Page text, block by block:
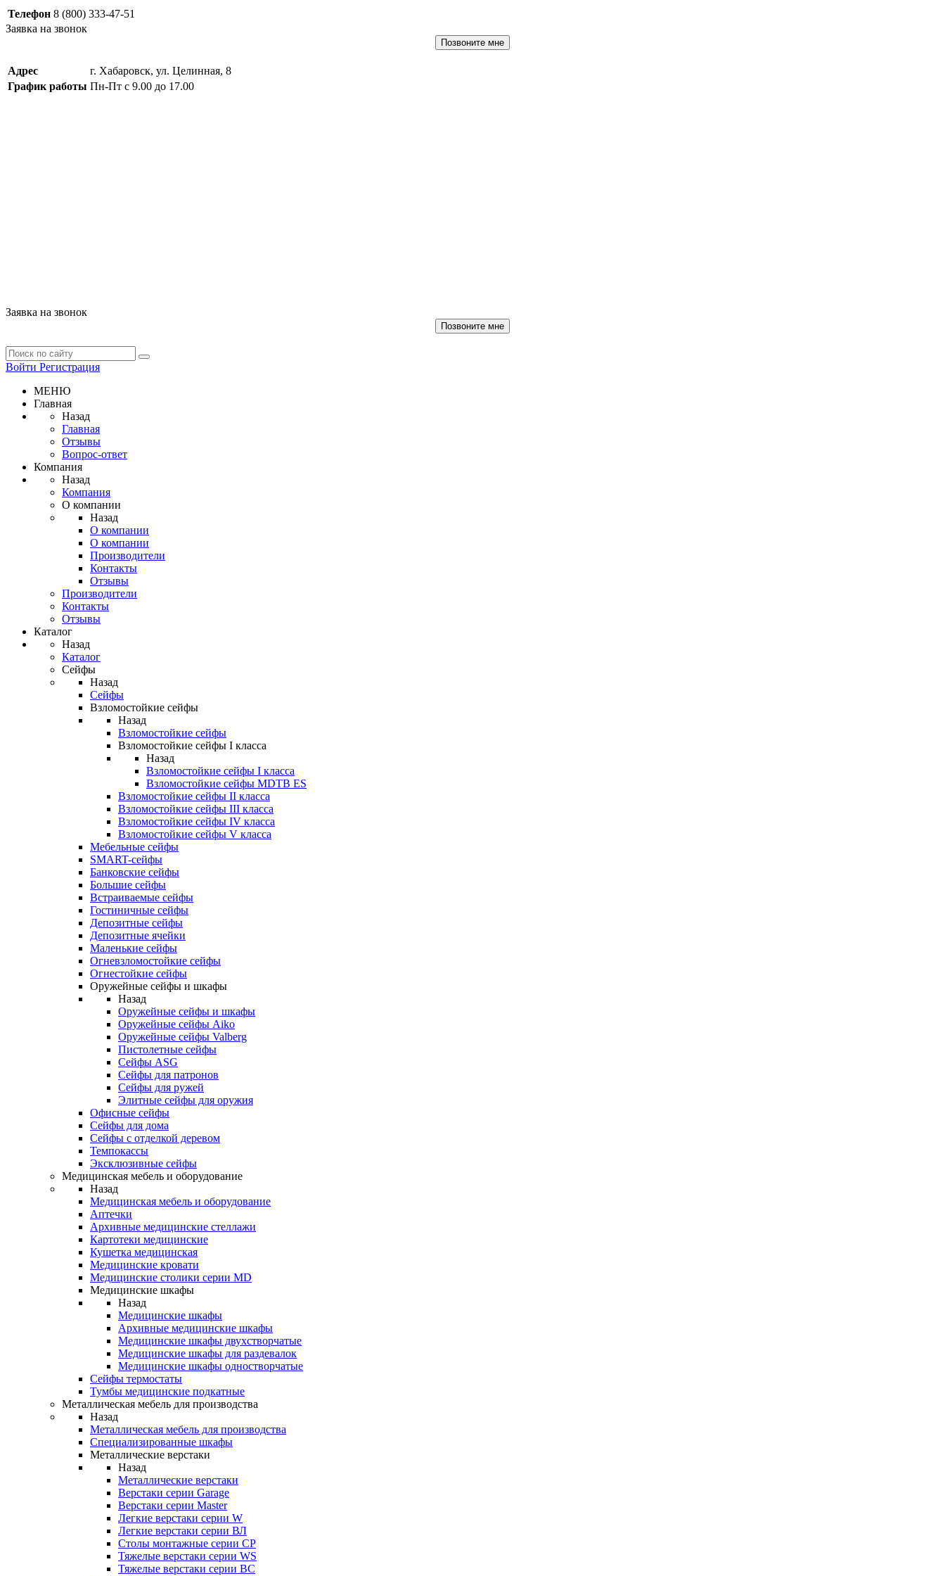
Телефон 8 (800) 333-47-51
Заявка на звонок
Позвоните мне
Адрес
г. Хабаровск, ул. Целинная, 8
График работы Пн-Пт с 9.00 до 17.00
Заявка на звонок
Позвоните мне
Войти Регистрация
МЕНЮ
Главная
Назад
Главная
Отзывы
Вопрос-ответ
Компания
Назад
Компания
О компании
Назад
О компании
О компании
Производители
Контакты
Отзывы
Производители
Контакты
Отзывы
Каталог
Назад
Каталог
Сейфы
Назад
Сейфы
Взломостойкие сейфы
Назад
Взломостойкие сейфы
Взломостойкие сейфы I класса
Назад
Взломостойкие сейфы I класса
Взломостойкие сейфы MDTB ES
Взломостойкие сейфы II класса
Взломостойкие сейфы III класса
Взломостойкие сейфы IV класса
Взломостойкие сейфы V класса
Мебельные сейфы
SMART-сейфы
Банковские сейфы
Большие сейфы
Встраиваемые сейфы
Гостиничные сейфы
Депозитные сейфы
Депозитные ячейки
Маленькие сейфы
Огневзломостойкие сейфы
Огнестойкие сейфы
Оружейные сейфы и шкафы
Назад
Оружейные сейфы и шкафы
Оружейные сейфы Aiko
Оружейные сейфы Valberg
Пистолетные сейфы
Сейфы ASG
Сейфы для патронов
Сейфы для ружей
Элитные сейфы для оружия
Офисные сейфы
Сейфы для дома
Сейфы с отделкой деревом
Темпокассы
Эксклюзивные сейфы
Медицинская мебель и оборудование
Назад
Медицинская мебель и оборудование
Аптечки
Архивные медицинские стеллажи
Картотеки медицинские
Кушетка медицинская
Медицинские кровати
Медицинские столики серии MD
Медицинские шкафы
Назад
Медицинские шкафы
Архивные медицинские шкафы
Медицинские шкафы двухстворчатые
Медицинские шкафы для раздевалок
Медицинские шкафы одностворчатые
Сейфы термостаты
Тумбы медицинские подкатные
Металлическая мебель для производства
Назад
Металлическая мебель для производства
Cпециализированные шкафы
Металлические верстаки
Назад
Металлические верстаки
Верстаки серии Garage
Верстаки серии Master
Легкие верстаки серии W
Легкие верстаки серии ВЛ
Столы монтажные серии СР
Тяжелые верстаки серии WS
Тяжелые верстаки серии ВС